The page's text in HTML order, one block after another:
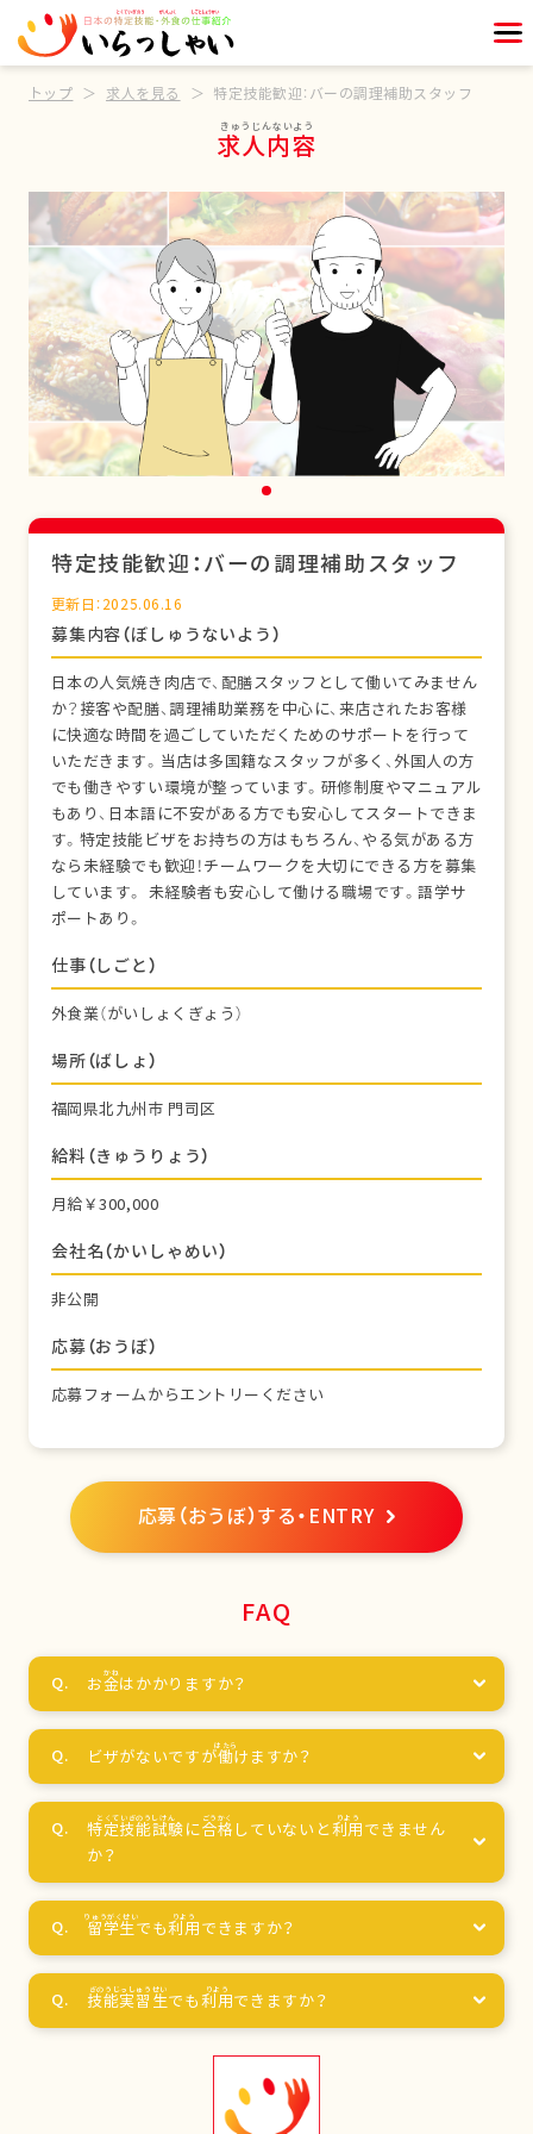
トップ 求人を見る 特定技能歓迎：バーの調理補助スタッフ
求人内容
特定技能歓迎：バーの調理補助スタッフ
更新日：2025.06.16
募集内容（ぼしゅうないよう）
日本の人気焼き肉店で、配膳スタッフとして働いてみません
か？接客や配膳、調理補助業務を中心に、来店されたお客様
に快適な時間を過ごしていただくためのサポートを行って
いただきます。当店は多国籍なスタッフが多く、外国人の方
でも働きやすい環境が整っています。研修制度やマニュアル
もあり、日本語に不安がある方でも安心してスタートできま
す。特定技能ビザをお持ちの方はもちろん、やる気がある方
なら未経験でも歓迎！チームワークを大切にできる方を募集
しています。 未経験者も安心して働ける職場です。語学サ
ポートあり。
仕事（しごと）
外食業（がいしょくぎょう）
場所（ばしょ）
福岡県北九州市 門司区
給料（きゅうりょう）
月給￥300,000
会社名（かいしゃめい）
非公開
応募（おうぼ）
応募フォームからエントリーください
応募（おうぼ）する・ENTRY
FAQ
お金はかかりますか？
ビザがないですが働けますか？
特定技能試験に合格 していないと利用 できません
か？
留学生でも利用 できますか？
技能実習生でも利用できますか？